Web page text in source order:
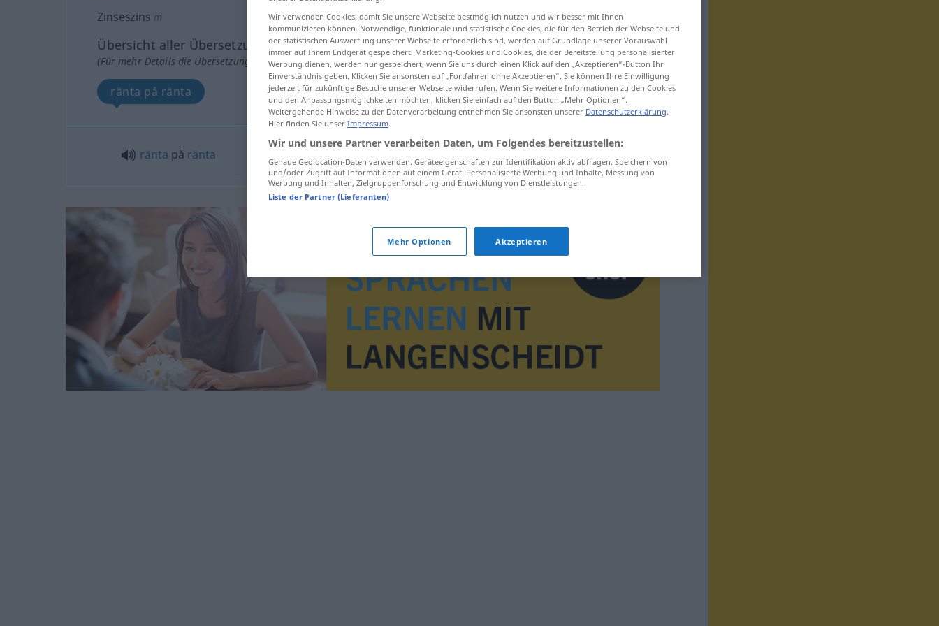
Zinseszins m
Übersicht aller Übersetzungen
(Für mehr Details die Übersetzung anklicken/antippen)
ränta på ränta
ränta på ränta
Wir verwenden Cookies, damit Sie unsere Webseite bestmöglich nutzen und wir besser mit Ihnen
kommunizieren können. Notwendige, funktionale und statistische Cookies, die für den Betrieb der Webseite und
der statistischen Auswertung unserer Webseite erforderlich sind, werden auf Grundlage unserer Vorauswahl
immer auf Ihrem Endgerät gespeichert. Marketing-Cookies und Cookies, die der Bereitstellung personalisierter
Werbung dienen, werden nur gespeichert, wenn Sie uns durch einen Klick auf den „Akzeptieren“-Button Ihr
Einverständnis geben. Klicken Sie ansonsten auf „Fortfahren ohne Akzeptieren“. Sie können Ihre Einwilligung
jederzeit für zukünftige Besuche unserer Webseite widerrufen. Wenn Sie weitere Informationen zu den Cookies
und den Anpassungsmöglichkeiten möchten, klicken Sie einfach auf den Button „Mehr Optionen“.
Weitergehende Hinweise zu der Datenverarbeitung entnehmen Sie ansonsten unserer Datenschutzerklärung.
Hier finden Sie unser Impressum.
Wir und unsere Partner verarbeiten Daten, um Folgendes bereitzustellen:
Genaue Geolocation-Daten verwenden. Geräteeigenschaften zur Identifikation aktiv abfragen. Speichern von
und/oder Zugriff auf Informationen auf einem Gerät. Personalisierte Werbung und Inhalte, Messung von
Werbung und Inhalten, Zielgruppenforschung und Entwicklung von Dienstleistungen.
Liste der Partner (Lieferanten)
Mehr Optionen Akzeptieren